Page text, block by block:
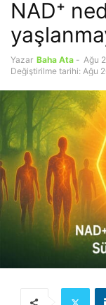
NAD⁺
Yazar Baha Ata - Ağu
Değiştirilme tarihi: Ağu